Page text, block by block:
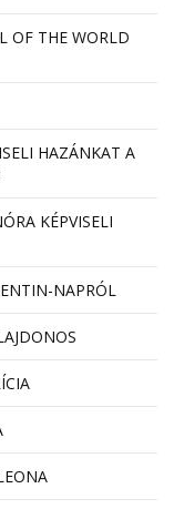
OF THE WORLD
HAZÁNKAT A
KÉPVISELI
NAPRÓL